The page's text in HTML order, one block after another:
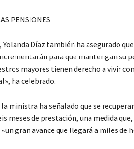
PENSIONES
Yolanda Díaz también ha asegurado
para que mantengan su
mayores tienen derecho a vivir
ha celebrado.
ministra ha señalado que se
meses de prestación, una medida
gran avance que llegará a miles de